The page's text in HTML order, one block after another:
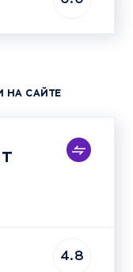
НА САЙТЕ
4.8